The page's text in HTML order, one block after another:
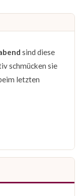
sind diese
schmücken sie
letzten